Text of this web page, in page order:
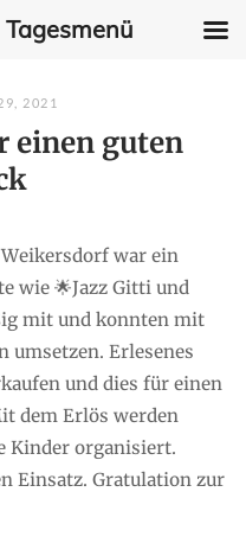
2021
einen guten
war ein
wie 🌟Jazz Gitti und
mit und konnten mit
umsetzen. Erlesenes
und dies für einen
dem Erlös werden
Kinder organisiert.
Einsatz. Gratulation zur
Tagesmenü